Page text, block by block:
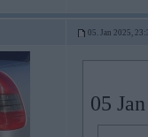
05. Jan 2025,
05